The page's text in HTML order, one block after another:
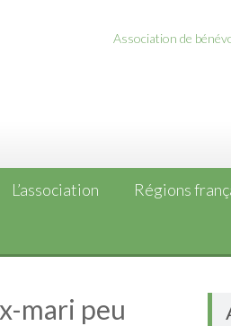
Association de
L’association Régions
mari peu